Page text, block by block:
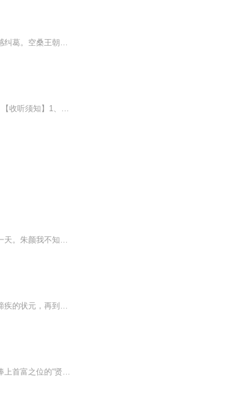
《朱颜》为《镜》系列前传，讲述了空桑王朝皇太子九嶷山大神官时影和赤之一族的郡主之间的情感纠葛。空桑王朝的命运随着他们命运的走向而改变，包括朱颜收养以后改变整个空桑命运的小鲛人——苏摩。权谋之下，个人的情感与命运被掌控，那么逆天改命的那个人，将遭受无法想象的磨难。
小说介绍：前世被砍手断足拔舌，爱子被养残食母肉。 一遭睁眼重回幼年时，步步为营医手遮天！ 【收听须知】1、《执手红尘破万势》2、由于音频节目更新的比较慢，如想快速阅读小说文字版的全部章节，请在微信中搜索公/众/号【毛毛虫文学】，关注后，并在...
最是人间留不住，朱颜辞镜花辞树。如果人生可以重来一次，崔九，我真的很想回到我们初识的那一天。朱颜我不知该如何面对你。我明白你是迫不得已。可我的家人亲人皆因你的一个决定丧命，他们在天上看着我，你知道么？我知道这个世道如此。我不该恨你怪你。...
从崇州的白水秋风。到长安的歌舞烟云，再到幽州的金戈铁马；从穷困潦倒的书生，到春风得意马蹄疾的状元，再到运筹帷幄决胜千里的军师；从养在深闺名传百里的才女佳人，到艳冠京师颠倒众生的祸水红颜，再到候门如海朱颜老去的武门弃妇；她爱海沉浮几多悲欢...
三书六礼，十里红妆，她带着全京城的艳羡嫁入侯府。上一世，她是掏空母族嫁妆、亲手将薄情郎捧上首富之位的“贤妻”，最终却换来亲妹妹凤冠霞帔，自己冻死破庙的下场。重生大婚当日，她撕碎退婚书，当众烧尽十里红妆——“这一次，我要你们跪着看，”“那...